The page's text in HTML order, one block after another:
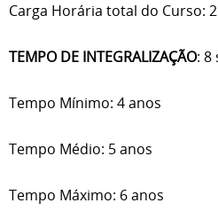
Carga Horária total do Curso:
TEMPO DE INTEGRALIZAÇÃO: 8
Tempo Mínimo: 4 anos
Tempo Médio: 5 anos
Tempo Máximo: 6 anos